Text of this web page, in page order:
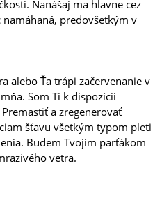
Nanášaj ma hlavne cez
predovšetkým v
alebo Ťa trápi začervenanie v
Som Ti k dispozícii
a zregenerovať
šťavu všetkým typom pleti
Budem Tvojim parťákom
vetra.